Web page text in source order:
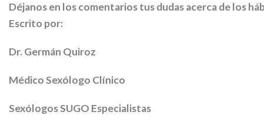
Déjanos en los comentarios tus dudas acerca de los
Escrito por:
Dr. Germán Quiroz
Médico Sexólogo Clínico
Sexólogos SUGO Especialistas